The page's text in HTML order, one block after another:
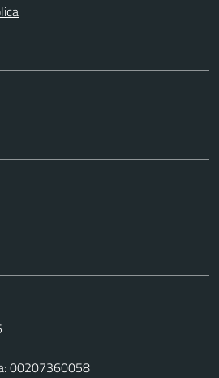
00207360058